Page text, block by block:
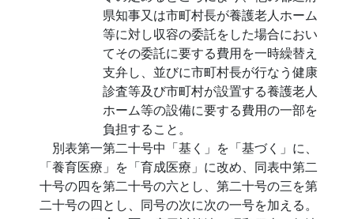
県知事又は市町村長が養護老人ホーム
等に対し収容の委託をした場合におい
てその委託に要する費用を一時繰替え
支弁し、並びに市町村長が行なう健康
診査等及び市町村が設置する養護老人
ホーム等の設備に要する費用の一部を
負担すること。
別表第一第二十号中「基く」を「基づく」に、
「養育医療」を「育成医療」に改め、同表中第二
十号の四を第二十号の六とし、第二十号の三を第
二十号の四とし、同号の次に次の一号を加える。